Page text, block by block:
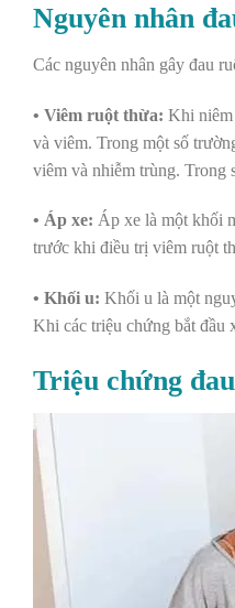
Nguyên nhân
Các nguyên nhân gây đau
• Viêm ruột thừa: Khi niêm
và viêm. Trong một số
viêm và nhiễm trùng. Trong
• Áp xe: Áp xe là một khối
trước khi điều trị viêm ruột
• Khối u: Khối u là một
Khi các triệu chứng bắt đầu
Triệu chứng